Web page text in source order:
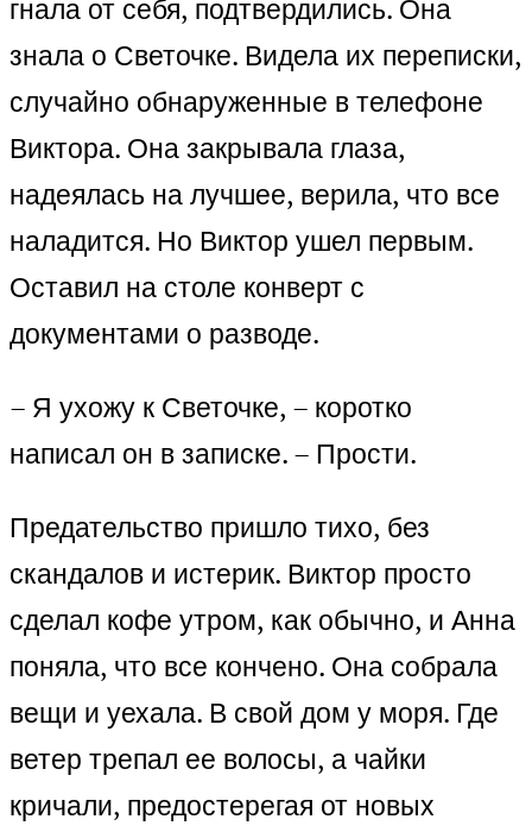
гнала от себя, подтвердились. Она
знала о Светочке. Видела их переписки,
случайно обнаруженные в телефоне
Виктора. Она закрывала глаза,
надеялась на лучшее, верила, что все
наладится. Но Виктор ушел первым.
Оставил на столе конверт с
документами о разводе.
– Я ухожу к Светочке, – коротко
написал он в записке. – Прости.
Предательство пришло тихо, без
скандалов и истерик. Виктор просто
сделал кофе утром, как обычно, и Анна
поняла, что все кончено. Она собрала
вещи и уехала. В свой дом у моря. Где
ветер трепал ее волосы, а чайки
кричали, предостерегая от новых